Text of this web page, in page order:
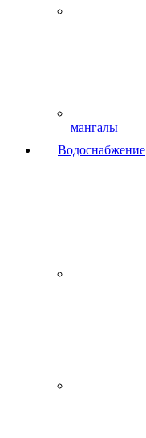
мангалы
Водоснабжение